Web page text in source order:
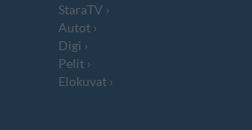
StaraTV
Autot
Digi
Pelit
Elokuvat